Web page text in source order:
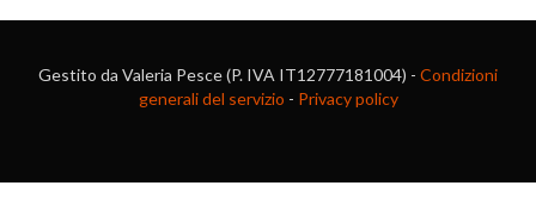
Gestito da Valeria Pesce (P. IVA IT12777181004) - Condizioni
generali del servizio - Privacy policy